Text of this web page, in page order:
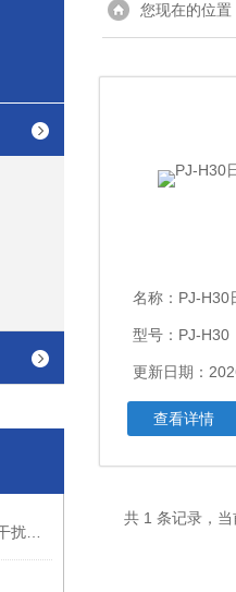
您现在的位置
名称： PJ-H30
型号：PJ-H30
更新日期：
查看详情
共 1 条记录，